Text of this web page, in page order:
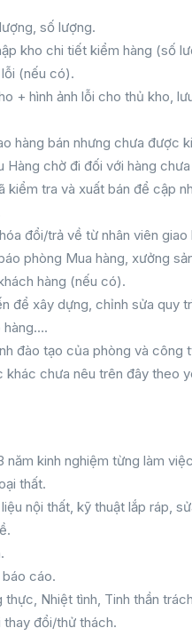
số lượng.
kho chi tiết kiểm hàng (số
(nếu có).
+ hình ảnh lỗi cho thủ kho,
hàng bán nhưng chưa được
Hàng chờ đi đối với hàng
kiểm tra và xuất bán để cập
đổi/trả về từ nhân viên
phòng Mua hàng, xưởng
hàng (nếu có).
để xây dựng, chỉnh sửa quy
hàng….
đào tạo của phòng và công
chưa nêu trên đây theo
năm kinh nghiệm từng làm
thất.
nội thất, kỹ thuật lắp ráp,
cáo.
thực, Nhiệt tình, Tinh thần
thay đổi/thử thách.